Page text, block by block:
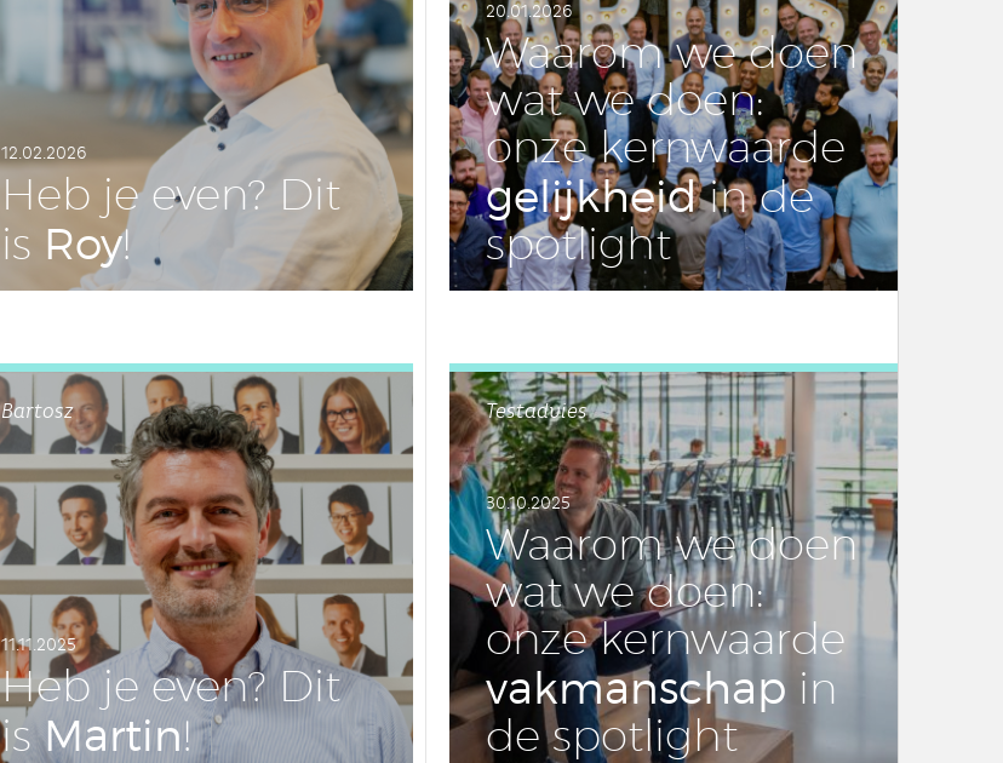
12.02.2026
Heb je even? Dit
is Roy!
20.01.2026
Waarom we doen
wat we doen:
onze kern­waar­de
ge­lijk­heidin de
spot­light
Bartosz
11.11.2025
Heb je even? Dit
isMartin!
Testadvies
30.10.2025
Waarom we doen
wat we doen:
onze kern­waar­de
vak­man­schap in
de spot­light